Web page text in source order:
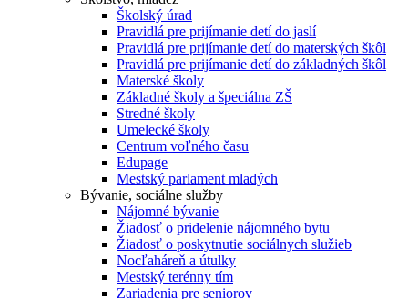
Školský úrad
Pravidlá pre prijímanie detí do jaslí
Pravidlá pre prijímanie detí do materských škôl
Pravidlá pre prijímanie detí do základných škôl
Materské školy
Základné školy a špeciálna ZŠ
Stredné školy
Umelecké školy
Centrum voľného času
Edupage
Mestský parlament mladých
Bývanie, sociálne služby
Nájomné bývanie
Žiadosť o pridelenie nájomného bytu
Žiadosť o poskytnutie sociálnych služieb
Nocľaháreň a útulky
Mestský terénny tím
Zariadenia pre seniorov